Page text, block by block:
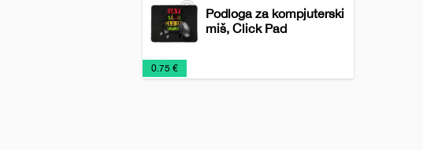
Podloga za kompjuterski
miš, Click Pad
Tehnička
oprema
Tehnologija
0.75 €